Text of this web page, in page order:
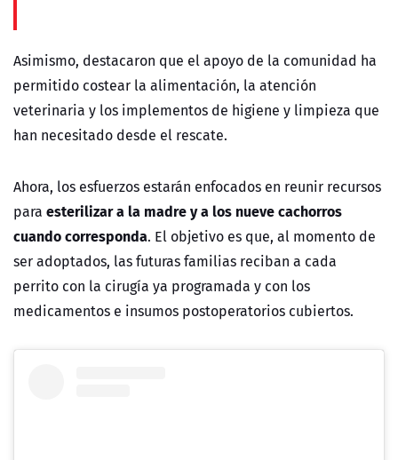
Asimismo, destacaron que el apoyo de la comunidad ha
permitido costear la alimentación, la atención
veterinaria y los implementos de higiene y limpieza que
han necesitado desde el rescate.
Ahora, los esfuerzos estarán enfocados en reunir recursos
para esterilizar a la madre y a los nueve cachorros
cuando corresponda. El objetivo es que, al momento de
ser adoptados, las futuras familias reciban a cada
perrito con la cirugía ya programada y con los
medicamentos e insumos postoperatorios cubiertos.